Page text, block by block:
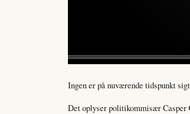
Ingen er på nuværende tidspunkt
Det oplyser politikommisær Casper